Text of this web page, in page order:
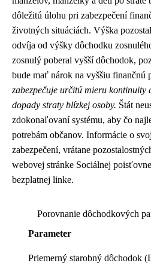
dôležitú úlohu pri zabezpečení
životných situáciách. Výška
odvíja od výšky dôchodku
zosnulý poberal vyšší dôchodok,
bude mať nárok na vyššiu finančnú
zabezpečuje určitú mieru kontinuity
dopady straty blízkej osoby. Štát
zdokonaľovaní systému, aby čo
potrebám občanov. Informácie o
zabezpečení, vrátane
webovej stránke Sociálnej
bezplatnej linke.
Porovnanie dôchodkových
Parameter
Priemerný starobný dôchodok